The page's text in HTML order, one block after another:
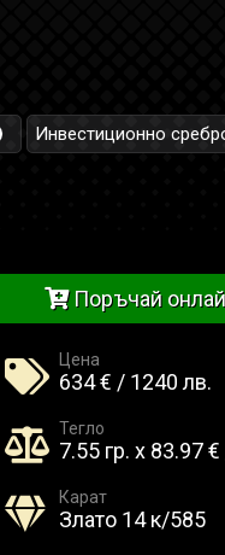
Инвестиционно
Поръчай
Цена
634 € / 1240 лв.
Тегло
7.55 гр. x 83.97
Карат
Злато 14 к/585